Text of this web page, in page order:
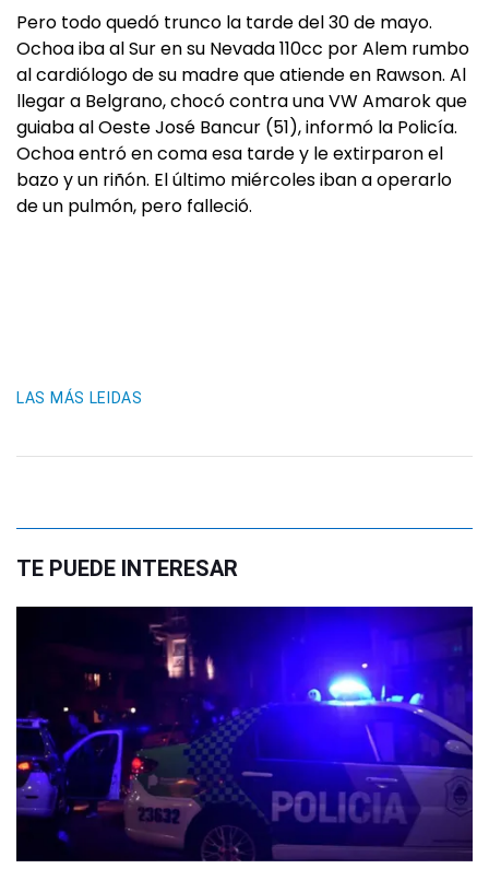
Pero todo quedó trunco la tarde del 30 de mayo.
Ochoa iba al Sur en su Nevada 110cc por Alem rumbo
al cardiólogo de su madre que atiende en Rawson. Al
llegar a Belgrano, chocó contra una VW Amarok que
guiaba al Oeste José Bancur (51), informó la Policía.
Ochoa entró en coma esa tarde y le extirparon el
bazo y un riñón. El último miércoles iban a operarlo
de un pulmón, pero falleció.
LAS MÁS LEIDAS
TE PUEDE INTERESAR